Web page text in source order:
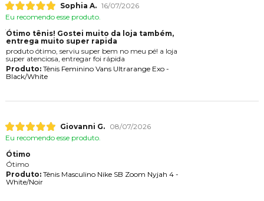
Sophia A. 16/07/2026
Eu recomendo esse produto.
Ótimo tênis! Gostei muito da loja também,
entrega muito super rapida
produto ótimo, serviu super bem no meu pé! a loja
super atenciosa, entregar foi rápida
Produto:Tênis Feminino Vans Ultrarange Exo -
Black/White
Giovanni G.
08/07/2026
Eu recomendo esse produto.
Ótimo
Ótimo
Produto:Tênis Masculino Nike SB Zoom Nyjah 4 -
White/Noir